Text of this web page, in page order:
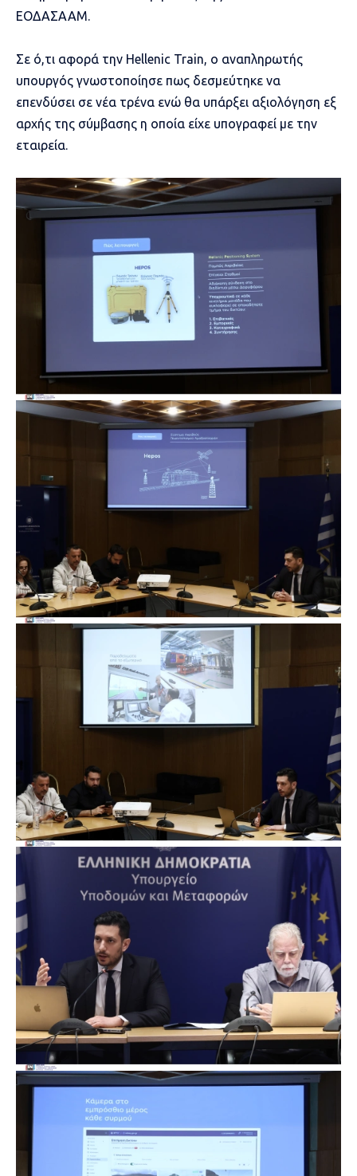
ΕΟΔΑΣΑΑΜ.
Σε ό,τι αφορά την Hellenic Train, ο αναπληρωτής
υπουργός γνωστοποίησε πως δεσμεύτηκε να
επενδύσει σε νέα τρένα ενώ θα υπάρξει αξιολόγηση εξ
αρχής της σύμβασης η οποία είχε υπογραφεί με την
εταιρεία.